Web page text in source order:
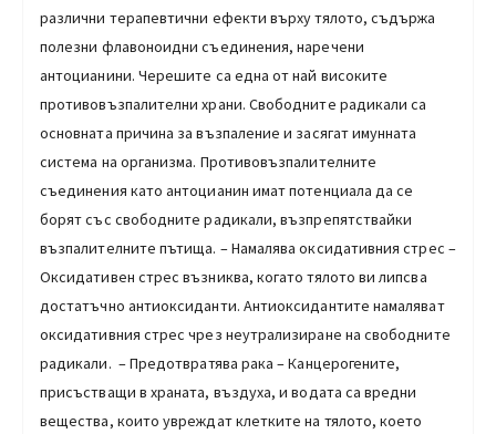
различни терапевтични ефекти върху тялото, съдържа
полезни флавоноидни съединения, наречени
антоцианини. Черешите са една от най високите
противовъзпалителни храни. Свободните радикали са
основната причина за възпаление и засягат имунната
система на организма. Противовъзпалителните
съединения като антоцианин имат потенциала да се
борят със свободните радикали, възпрепятствайки
възпалителните пътища. – Намалява оксидативния стрес –
Оксидативен стрес възниква, когато тялото ви липсва
достатъчно антиоксиданти. Антиоксидантите намаляват
оксидативния стрес чрез неутрализиране на свободните
радикали. – Предотвратява рака – Канцерогените,
присъстващи в храната, въздуха, и водата са вредни
вещества, които увреждат клетките на тялото, което